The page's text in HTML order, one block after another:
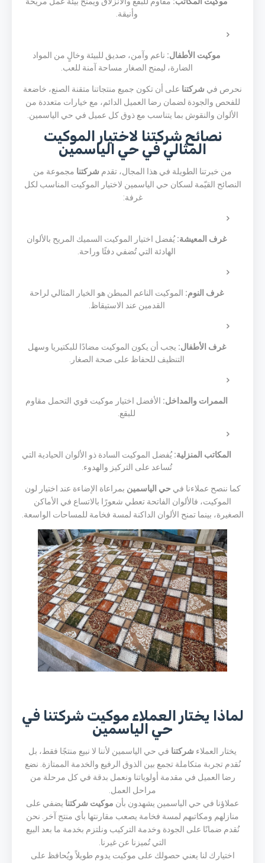
وأنيقة.
موكيت الأطفال: ناعم وآمن، صديق للبيئة وخالٍ من المواد
الضارة، ليمنح الصغار مساحة آمنة للعب.
نحرص في شركتنا على أن تكون جميع منتجاتنا متقنة الصنع، خاضعة
للفحص والجودة لضمان رضا العميل الدائم، مع خيارات متعددة من
الألوان والنقوش بما يتناسب مع ذوق كل عميل في حي الياسمين.
نصائح شركتنا لاختيار الموكيت
المثالي في حي الياسمين
من خبرتنا الطويلة في هذا المجال، تقدم شركتنا مجموعة من
النصائح القيّمة لسكان حي الياسمين لاختيار الموكيت المناسب لكل
غرفة:
غرف المعيشة:يُفضل اختيار الموكيت السميك المريح بالألوان
الهادئة التي تُضفي دفئًا وراحة.
غرف النوم: الموكيت الناعم المبطن هو الخيار المثالي لراحة
القدمين عند الاستيقاظ.
غرف الأطفال: يجب أن يكون الموكيت مضادًا للبكتيريا وسهل
التنظيف للحفاظ على صحة الصغار.
الممرات والمداخل: الأفضل اختيار موكيت قوي التحمل مقاوم
للبقع.
المكاتب المنزلية:يُفضل الموكيت السادة ذو الألوان الحيادية التي
تُساعد على التركيز والهدوء.
كما ننصح عملاءنا في حي الياسمين بمراعاة الإضاءة عند اختيار لون
الموكيت، فالألوان الفاتحة تعطي شعورًا بالاتساع في الأماكن
الصغيرة، بينما تمنح الألوان الداكنة لمسة فخامة للمساحات الواسعة.
لماذا يختار العملاء موكيت شركتنا في
حي الياسمين
يختار العملاء شركتنا في حي الياسمين لأننا لا نبيع منتجًا فقط، بل
نُقدم تجربة متكاملة تجمع بين الذوق الرفيع والخدمة الممتازة. نضع
رضا العميل في مقدمة أولوياتنا ونعمل بدقة في كل مرحلة من
مراحل العمل.
عملاؤنا في حي الياسمين يشهدون بأن موكيت شركتنا يضفي على
منازلهم ومكاتبهم لمسة فخامة يصعب مقارنتها بأي منتج آخر. نحن
نُقدم ضمانًا على الجودة وخدمة التركيب ونلتزم بخدمة ما بعد البيع
التي تُميزنا عن غيرنا.
اختيارك لنا يعني حصولك على موكيت يدوم طويلاً ويُحافظ على